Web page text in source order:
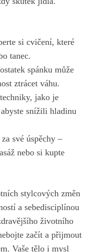
si cvičení,⁢ které
‌tanec.
spánku může
ztrácet váhu.
jako je
snížili hladinu
své úspěchy –
nebo si⁤ kupte
stylcových změn
a sebedisciplínou
životního‌
začít ​a přijmout‌
Vaše tělo i mysl